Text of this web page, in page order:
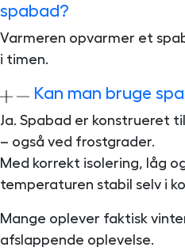
spabad?
Varmeren opvarmer et
i timen.
Kan man bruge
Ja. Spabad er konstrueret
– også ved frostgrader.
Med korrekt isolering, låg
temperaturen stabil selv i
Mange oplever faktisk
afslappende oplevelse.